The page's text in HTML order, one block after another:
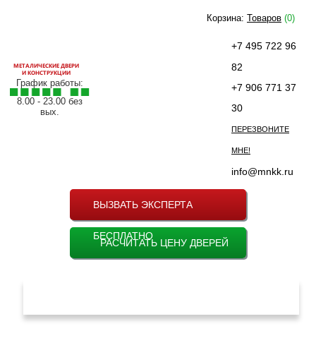
МЕТАЛИЧЕСКИЕ ДВЕРИ
И КОНСТРУКЦИИ
График работы:
8.00 - 23.00 без
вых.
+7 495 722 96
82
+7 906 771 37
30
ПЕРЕЗВОНИТЕ
МНЕ!
info@mnkk.ru
ВЫЗВАТЬ ЭКСПЕРТА
БЕСПЛАТНО
РАСЧИТАТЬ ЦЕНУ ДВЕРЕЙ
Корзина: Товаров (0)